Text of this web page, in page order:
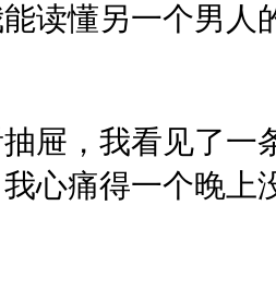
读懂另一个男人
屉，我看见了一
心痛得一个晚上